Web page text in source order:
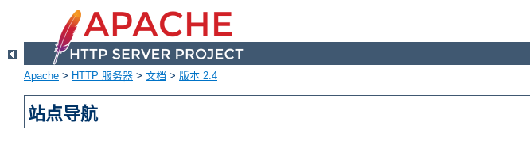
Apache > HTTP 服务器 > 文档 > 版本 2.4
站点导航